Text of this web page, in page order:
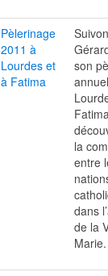
Pèlerinage
2011 à
Lourdes et
à Fatima
son
la
entre
dans
de la
Marie.